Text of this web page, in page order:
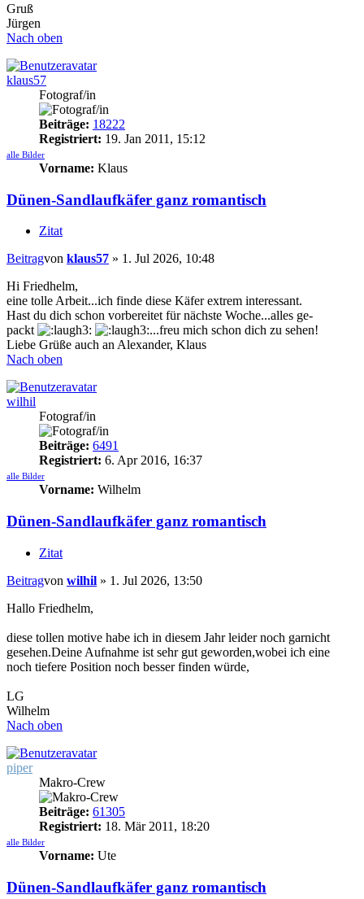
Gruß
Jürgen
Nach oben
klaus57
Fotograf/in
Beiträge: 18222
Registriert: 19. Jan 2011, 15:12
alle Bilder
Vorname: Klaus
Dünen-Sandlaufkäfer ganz romantisch
Zitat
Beitragvon klaus57 » 1. Jul 2026, 10:48
Hi Friedhelm,
eine tolle Arbeit...ich finde diese Käfer extrem interessant.
Hast du dich schon vorbereitet für nächste Woche...alles ge-
packt
...freu mich schon dich zu sehen!
Liebe Grüße auch an Alexander, Klaus
Nach oben
wilhil
Fotograf/in
Beiträge: 6491
Registriert: 6. Apr 2016, 16:37
alle Bilder
Vorname: Wilhelm
Dünen-Sandlaufkäfer ganz romantisch
Zitat
Beitragvon wilhil » 1. Jul 2026, 13:50
Hallo Friedhelm,
diese tollen motive habe ich in diesem Jahr leider noch garnicht
gesehen.Deine Aufnahme ist sehr gut geworden,wobei ich eine
noch tiefere Position noch besser finden würde,
LG
Wilhelm
Nach oben
piper
Makro-Crew
Beiträge: 61305
Registriert: 18. Mär 2011, 18:20
alle Bilder
Vorname: Ute
Dünen-Sandlaufkäfer ganz romantisch